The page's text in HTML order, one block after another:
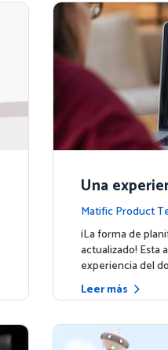
Una
ación de
Matific Product
a plataforma
¡La forma de
actualizado! Esta
experiencia del
Leer más